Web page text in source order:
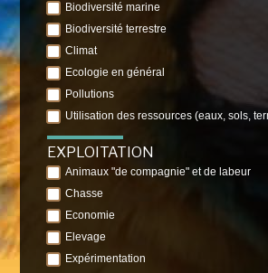
Biodiversité marine
Biodiversité terrestre
Climat
Ecologie en général
Pollutions
Utilisation des ressources (eaux, sols,
EXPLOITATION
Animaux "de compagnie" et de labeur
Chasse
Economie
Elevage
Expérimentation